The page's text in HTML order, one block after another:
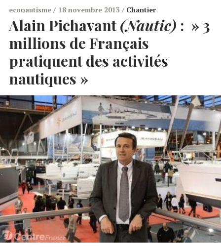
econautisme 18 novembre 2013 Chantier
Alain Pichavant(Nautic) : » 3
millions de Français
pratiquent des activités
nautiques »